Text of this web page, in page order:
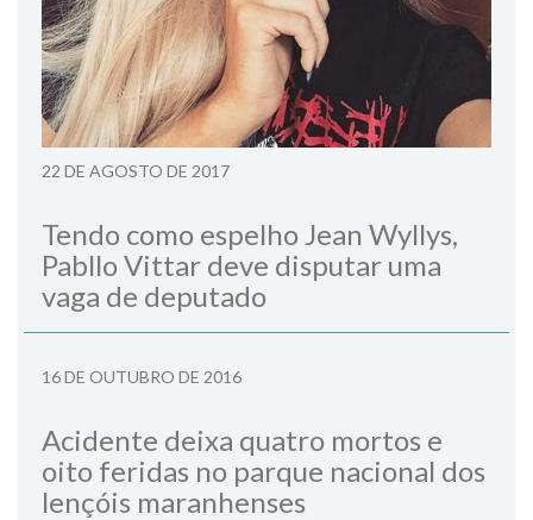
22 DE AGOSTO DE 2017
Tendo como espelho Jean Wyllys,
Pabllo Vittar deve disputar uma
vaga de deputado
16 DE OUTUBRO DE 2016
Acidente deixa quatro mortos e
oito feridas no parque nacional dos
lençóis maranhenses